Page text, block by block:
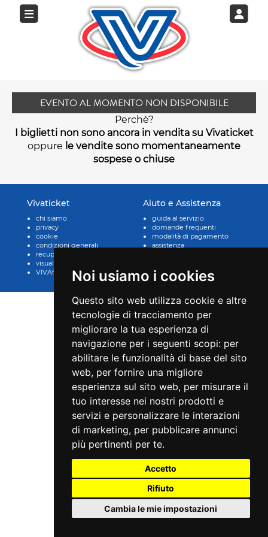
Noi usiamo i cookies
Questo sito web utilizza cookie e altre
tecnologie di tracciamento per
migliorare la tua esperienza di
navigazione per i seguenti scopi: per
abilitare le funzionalità di base del sito
web, per fornire una migliore
esperienza sul sito web, per misurare il
tuo interesse nei nostri prodotti e
servizi e personalizzare le interazioni
di marketing, per pubblicare annunci
più pertinenti per te.
Accetto
Rifiuto
Cambia le mie impostazioni
EVENTO AL MOMENTO NON DISPONIBILE
Perchè?
I biglietti non sono ancora in vendita su Vivaticket
oppure le vendite sono momentaneamente
sospese o chiuse
Vivaticket
chi siamo
privacy
cookie
condizioni generali
recupero prenotazioni
visualizza ricevuta
VIVAforVoucher
Aiuto e Assistenza
guida al servizio
domande frequenti
modalità di pagamento
assistenza
scelta spettacoli in
abbonamento